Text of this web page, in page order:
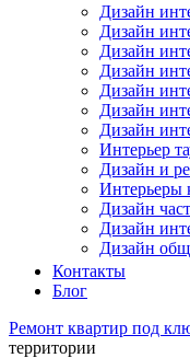
Дизайн
Дизайн
Дизайн
Дизайн
Дизайн
Дизайн
Дизайн
Интерьер
Дизайн и
Интерьеры
Дизайн
Дизайн
Дизайн
Контакты
Блог
Ремонт квартир под
территории